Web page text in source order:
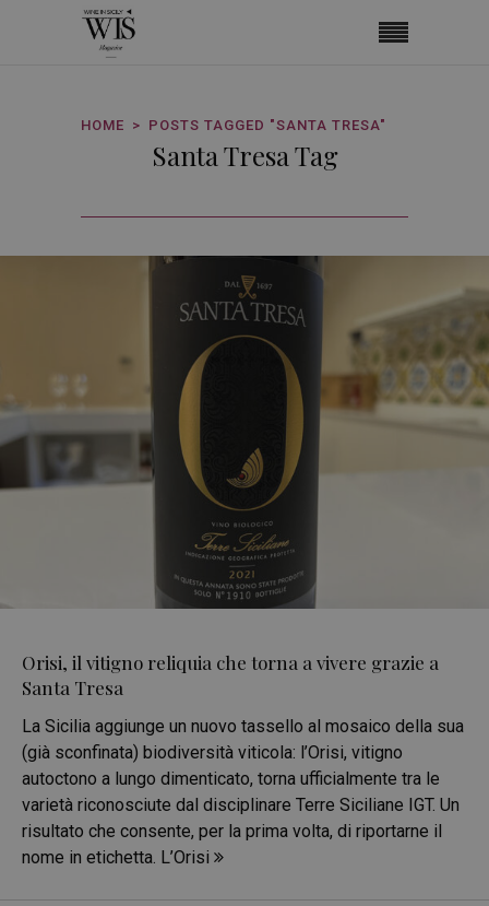
HOME POSTS TAGGED "SANTA TRESA"
Santa Tresa Tag
Orisi, il vitigno reliquia che torna a vivere grazie a
Santa Tresa
La Sicilia aggiunge un nuovo tassello al mosaico della sua
(già sconfinata) biodiversità viticola: l’Orisi, vitigno
autoctono a lungo dimenticato, torna ufficialmente tra le
varietà riconosciute dal disciplinare Terre Siciliane IGT. Un
risultato che consente, per la prima volta, di riportarne il
nome in etichetta. L’Orisi